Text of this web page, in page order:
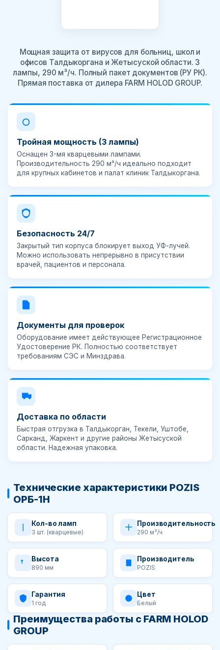
Мощная защита от вирусов для больниц, школ и
офисов Талдыкоргана и Жетысуской области. 3
лампы, 290 м³/ч. Полный пакет документов (РУ РК).
Прямая поставка от дилера FARM HOLOD GROUP.
Тройная мощность (3 лампы)
Оснащен 3-мя кварцевыми лампами.
Производительность 290 м³/ч идеально подходит
для крупных кабинетов и палат клиник Талдыкоргана.
Безопасность 24/7
Закрытый тип корпуса блокирует выход УФ-лучей.
Можно использовать непрерывно в присутствии
врачей, пациентов и персонала.
Документы для проверок
Оборудование имеет действующее Регистрационное
Удостоверение РК. Полностью соответствует
требованиям СЭС и Минздрава.
Доставка по области
Быстрая отгрузка в Талдыкорган, Текели, Уштобе,
Сарканд, Жаркент и другие районы Жетысуской
области. Надежная упаковка.
Технические характеристики POZIS
ОРБ-1Н
Кол-во ламп
3 шт. (кварцевые)
Производительность
290 м³/ч
Высота
890 мм
Производитель
POZIS
Гарантия
1 год
Цвет
Белый
Преимущества работы с FARM HOLOD
GROUP